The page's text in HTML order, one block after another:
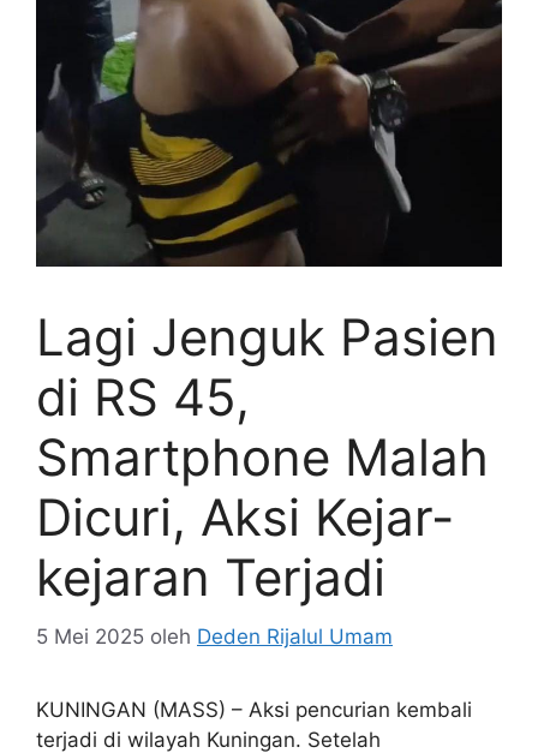
Lagi Jenguk Pasien
di RS 45,
Smartphone Malah
Dicuri, Aksi Kejar-
kejaran Terjadi
5 Mei 2025 oleh Deden Rijalul Umam
KUNINGAN (MASS) – Aksi pencurian kembali
terjadi di wilayah Kuningan. Setelah